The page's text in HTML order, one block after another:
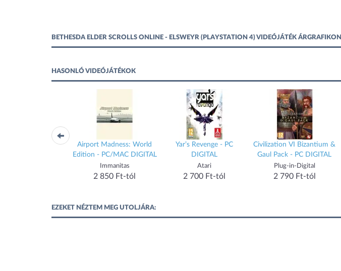
BETHESDA ELDER SCROLLS ONLINE - ELSWEYR (PLAYSTATION 4) VIDEÓJÁTÉK ÁRGRAFIKON
HASONLÓ VIDEÓJÁTÉKOK
- PC / MAC
Airport Madness: World
Edition - PC/MAC DIGITAL
Immanitas
2 850 Ft-tól
Yar’s Revenge - PC
DIGITAL
Atari
2 700 Ft-tól
Civilization VI Bizantium &
Gaul Pack - PC DIGITAL
Plug-in-Digital
2 790 Ft-tól
EZEKET NÉZTEM MEG UTOLJÁRA: